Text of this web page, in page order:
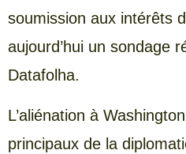
soumission aux intérêts
aujourd’hui un sondage
Datafolha.
L’aliénation à
principaux de la